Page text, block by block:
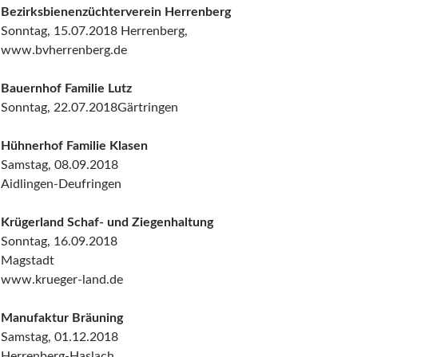
Bezirksbienenzüchterverein Herrenberg
Sonntag, 15.07.2018 Herrenberg,
www.bvherrenberg.de
Bauernhof Familie Lutz
Sonntag, 22.07.2018Gärtringen
Hühnerhof Familie Klasen
Samstag, 08.09.2018
Aidlingen-Deufringen
Krügerland Schaf- und Ziegenhaltung
Sonntag, 16.09.2018
Magstadt
www.krueger-land.de
Manufaktur Bräuning
Samstag, 01.12.2018